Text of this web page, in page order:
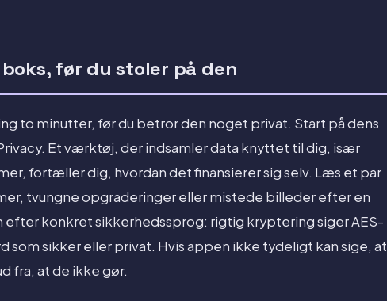
før du stoler på den
to minutter, før du betror den noget privat. Start på dens
Et værktøj, der indsamler data knyttet til dig, især
fortæller dig, hvordan det finansierer sig selv. Læs et par
tvungne opgraderinger eller mistede billeder efter en
konkret sikkerhedssprog: rigtig kryptering siger AES-
som sikker eller privat. Hvis appen ikke tydeligt kan sige, at
fra, at de ikke gør.